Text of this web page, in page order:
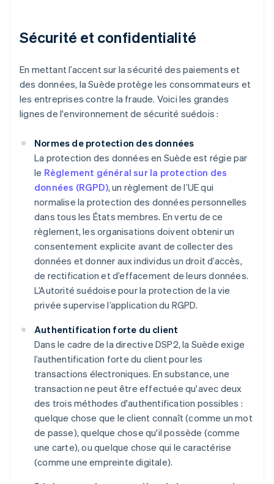
Sécurité et confidentialité
En mettant l’accent sur la sécurité des paiements et
des données, la Suède protège les consommateurs et
les entreprises contre la fraude. Voici les grandes
lignes de l'environnement de sécurité suédois :
Normes de protection des données
La protection des données en Suède est régie par
le Règlement général sur la protection des
données (RGPD), un règlement de l’UE qui
normalise la protection des données personnelles
dans tous les États membres. En vertu de ce
règlement, les organisations doivent obtenir un
consentement explicite avant de collecter des
données et donner aux individus un droit d’accès,
de rectification et d’effacement de leurs données.
L’Autorité suédoise pour la protection de la vie
privée supervise l’application du RGPD.
Authentification forte du client
Dans le cadre de la directive DSP2, la Suède exige
l’authentification forte du client pour les
transactions électroniques. En substance, une
transaction ne peut être effectuée qu'avec deux
des trois méthodes d'authentification possibles :
quelque chose que le client connaît (comme un mot
de passe), quelque chose qu'il possède (comme
une carte), ou quelque chose qui le caractérise
(comme une empreinte digitale).